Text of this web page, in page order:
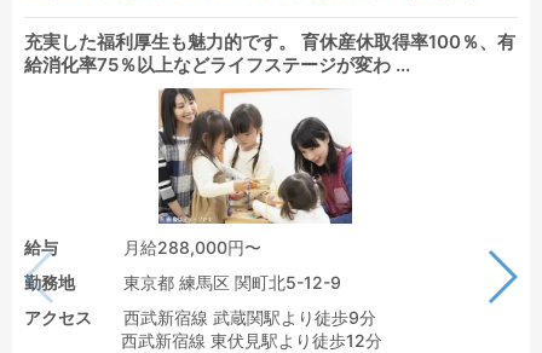
充実した福利厚生も魅力的です。 育休産休取得率100％、有
給消化率75％以上などライフステージが変わ ...
給与
月給288,000円〜
勤務地
東京都 練馬区 関町北5-12-9
アクセス
西武新宿線 武蔵関駅より徒歩9分
西武新宿線 東伏見駅より徒歩12分